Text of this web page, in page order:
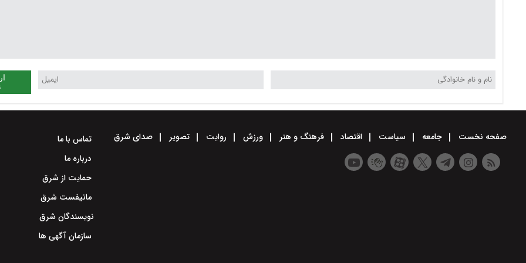
صفحه نخست جامعه سیاست اقتصاد فرهنگ و هنر ورزش روایت تصویر صدای شرق
تماس با ما
درباره ما
حمایت از شرق
مانیفست شرق
نویسندگان شرق
سازمان آگهی ها